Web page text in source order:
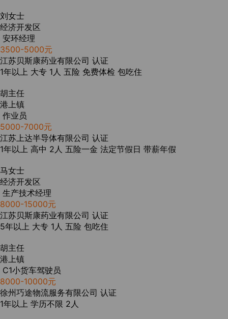
刘女士
经济开发区
安环经理
3500-5000元
江苏贝斯康药业有限公司 认证
1年以上 大专 1人 五险 免费体检 包吃住
胡主任
港上镇
作业员
5000-7000元
江苏上达半导体有限公司 认证
1年以上 高中 2人 五险一金 法定节假日 带薪年假
马女士
经济开发区
生产技术经理
8000-15000元
江苏贝斯康药业有限公司 认证
5年以上 大专 1人 五险 包吃住
胡主任
港上镇
C1小货车驾驶员
8000-10000元
徐州巧途物流服务有限公司 认证
1年以上 学历不限 2人